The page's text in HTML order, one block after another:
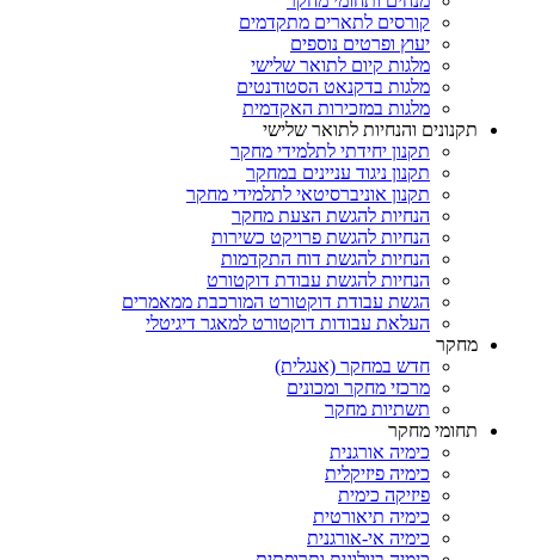
קורסים לתארים מתקדמים
יעוץ ופרטים נוספים
מלגות קיום לתואר שלישי
מלגות בדקנאט הסטודנטים
מלגות במזכירות האקדמית
תקנונים והנחיות לתואר שלישי
תקנון יחידתי לתלמידי מחקר
תקנון ניגוד עניינים במחקר
תקנון אוניברסיטאי לתלמידי מחקר
הנחיות להגשת הצעת מחקר
הנחיות להגשת פרויקט כשירות
הנחיות להגשת דוח התקדמות
הנחיות להגשת עבודת דוקטורט
הגשת עבודת דוקטורט המורכבת ממאמרים
העלאת עבודות דוקטורט למאגר דיגיטלי
מחקר
חדש במחקר (אנגלית)
מרכזי מחקר ומכונים
תשתיות מחקר
תחומי מחקר
כימיה אורגנית
כימיה פיזיקלית
פיזיקה כימית
כימיה תיאורטית
כימיה אי-אורגנית